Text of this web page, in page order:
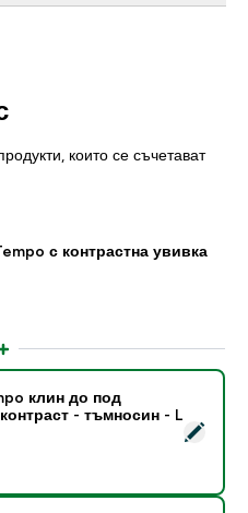
които се съчетават
с контрастна увивка
Tempo клин до под
клин до под
- тъмносин - L